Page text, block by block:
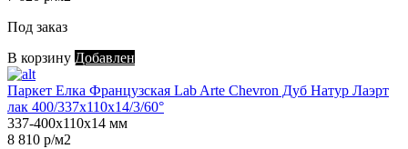
Под заказ
В корзину Добавлен
Паркет Елка Французская Lab Arte Chevron Дуб Натур Лаэрт
лак 400/337х110х14/3/60°
337-400х110х14 мм
8 810 р/м2